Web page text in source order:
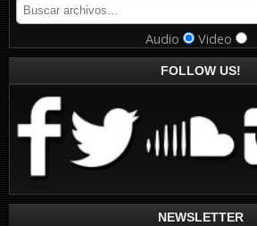
Audio Video
FOLLOW US!
NEWSLETTER